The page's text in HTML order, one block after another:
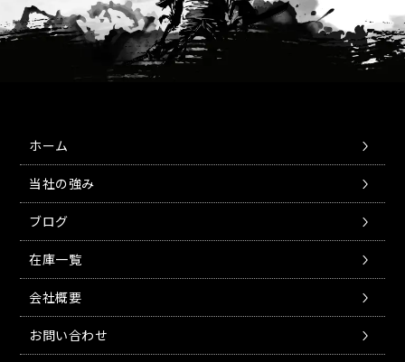
ホーム
当社の強み
ブログ
在庫一覧
会社概要
お問い合わせ